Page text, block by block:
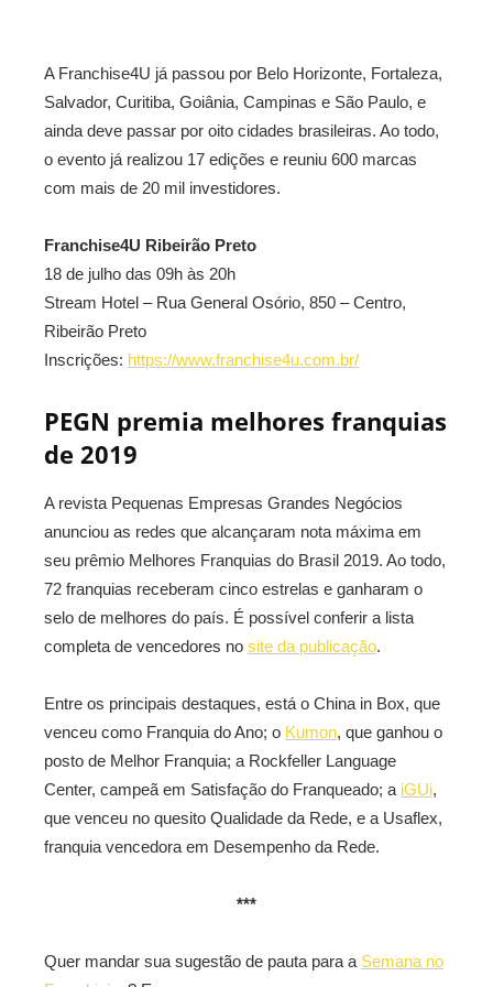
A Franchise4U já passou por Belo Horizonte, Fortaleza,
Salvador, Curitiba, Goiânia, Campinas e São Paulo, e
ainda deve passar por oito cidades brasileiras. Ao todo,
o evento já realizou 17 edições e reuniu 600 marcas
com mais de 20 mil investidores.
Franchise4U Ribeirão Preto
18 de julho das 09h às 20h
Stream Hotel – Rua General Osório, 850 – Centro,
Ribeirão Preto
Inscrições: https://www.franchise4u.com.br/
PEGN premia melhores franquias
de 2019
A revista Pequenas Empresas Grandes Negócios
anunciou as redes que alcançaram nota máxima em
seu prêmio Melhores Franquias do Brasil 2019. Ao todo,
72 franquias receberam cinco estrelas e ganharam o
selo de melhores do país. É possível conferir a lista
completa de vencedores no site da publicação.
Entre os principais destaques, está o China in Box, que
venceu como Franquia do Ano; o Kumon, que ganhou o
posto de Melhor Franquia; a Rockfeller Language
Center, campeã em Satisfação do Franqueado; a iGUi,
que venceu no quesito Qualidade da Rede, e a Usaflex,
franquia vencedora em Desempenho da Rede.
***
Quer mandar sua sugestão de pauta para a Semana no